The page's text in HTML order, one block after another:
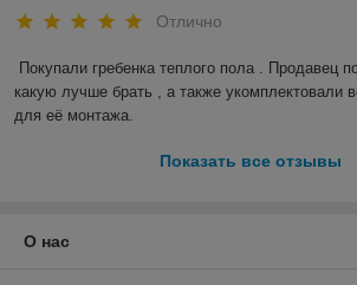
Отлично
Покупали гребенка теплого пола . Продавец
какую лучше брать , а также укомплектовали
для её монтажа.
Показать все отзывы
О нас